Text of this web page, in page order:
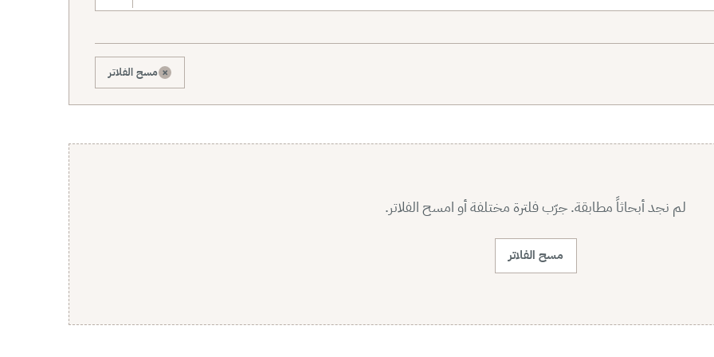
× مسح الفلاتر
لم نجد أبحاثاً مطابقة. جرّب فلترة مختلفة أو امسح الفلاتر.
مسح الفلاتر